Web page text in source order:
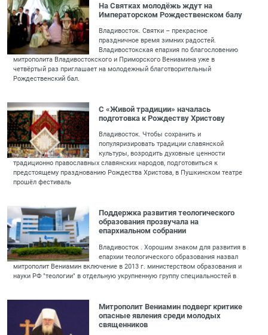
На Святках молодёжь ждут на
Императорском Рождественском балу
Владивосток. Святки – прекрасное
праздничное время зимних радостей.
Владивостокская епархия по благословению
митрополита Владивостокского и Приморского Вениамина уже в
четвёртый раз приглашает на молодежный благотворительный
Рождественский бал.
С «Живой традиции» началась
подготовка к Рождеству Христову
Владивосток. Чтобы сохранить и
популяризировать традиции славянской
культуры, возродить духовные ценности
традиционно православных славянских народов, подготовиться к
предстоящему празднованию Рождества Христова, в Пушкинском театре
прошёл фестиваль
Поддержка развития теологического
образования прозвучала на
епархиальном собрании
Владивосток . Хорошим знаком для развития в
епархии теологического образования назвал
митрополит Вениамин включение в 2013 г. министерством образования и
науки РФ "теологии" в отдельную укрупненную группу специальностей в
Митрополит Вениамин подверг критике
опасные явления среди молодых
священников